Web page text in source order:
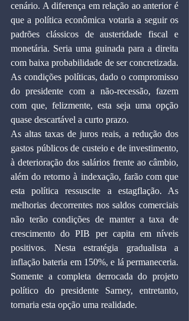
cenário. A diferença em relação ao anterior é
que a política econômica votaria a seguir os
padrões clássicos de austeridade fiscal e
monetária. Seria uma guinada para a direita
com baixa probabilidade de ser concretizada.
As condições políticas, dado o compromisso
do presidente com a não-recessão, fazem
com que, felizmente, esta seja uma opção
quase descartável a curto prazo.
As altas taxas de juros reais, a redução dos
gastos públicos de custeio e de investimento,
à deterioração dos salários frente ao câmbio,
além do retorno à indexação, farão com que
esta política ressuscite a estagflação. As
melhorias decorrentes nos saldos comerciais
não terão condições de manter a taxa de
crescimento do PIB per capita em níveis
positivos. Nesta estratégia gradualista a
inflação bateria em 150%, e lá permaneceria.
Somente a completa derrocada do projeto
político do presidente Sarney, entretanto,
tornaria esta opção uma realidade.